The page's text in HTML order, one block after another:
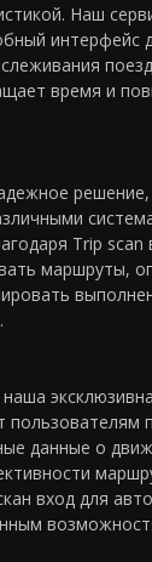
Наш
интерфейс
время и
Trip
маршруты,
пользователям
данные о
вход для